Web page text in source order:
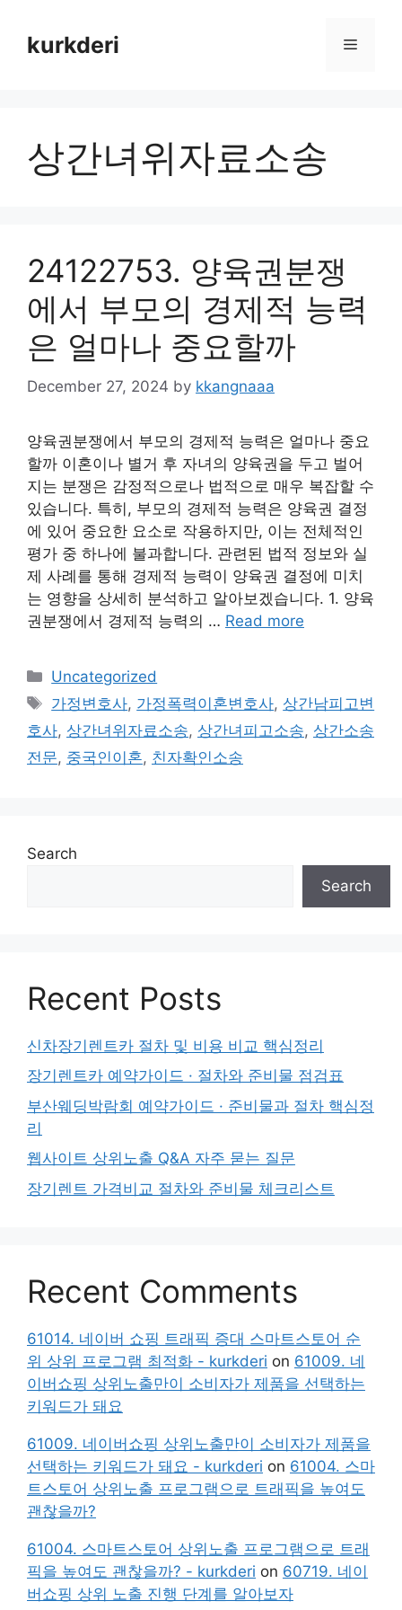
contentkurkderi Menu
상간녀위자료소송
24122753. 양육권분쟁
에서 부모의 경제적 능력
은 얼마나 중요할까
December 27, 2024 by kkangnaaa
양육권분쟁에서 부모의 경제적 능력은 얼마나 중요
할까 이혼이나 별거 후 자녀의 양육권을 두고 벌어
지는 분쟁은 감정적으로나 법적으로 매우 복잡할 수
있습니다. 특히, 부모의 경제적 능력은 양육권 결정
에 있어 중요한 요소로 작용하지만, 이는 전체적인
평가 중 하나에 불과합니다. 관련된 법적 정보와 실
제 사례를 통해 경제적 능력이 양육권 결정에 미치
는 영향을 상세히 분석하고 알아보겠습니다. 1. 양육
권분쟁에서 경제적 능력의 … Read more
Categories
Uncategorized
Tags
가정변호사, 가정폭력이혼변호사, 상간남피고변
호사, 상간녀위자료소송, 상간녀피고소송, 상간소송
전문, 중국인이혼, 친자확인소송
Search
Search
Recent Posts
신차장기렌트카 절차 및 비용 비교 핵심정리
장기렌트카 예약가이드 · 절차와 준비물 점검표
부산웨딩박람회 예약가이드 · 준비물과 절차 핵심정
리
웹사이트 상위노출 Q&A 자주 묻는 질문
장기렌트 가격비교 절차와 준비물 체크리스트
Recent Comments
61014. 네이버 쇼핑 트래픽 증대 스마트스토어 순
위 상위 프로그램 최적화 - kurkderi on 61009. 네
이버쇼핑 상위노출만이 소비자가 제품을 선택하는
키워드가 돼요
61009. 네이버쇼핑 상위노출만이 소비자가 제품을
선택하는 키워드가 돼요 - kurkderi on 61004. 스마
트스토어 상위노출 프로그램으로 트래픽을 높여도
괜찮을까?
61004. 스마트스토어 상위노출 프로그램으로 트래
픽을 높여도 괜찮을까? - kurkderi on 60719. 네이
버쇼핑 상위 노출 진행 단계를 알아보자